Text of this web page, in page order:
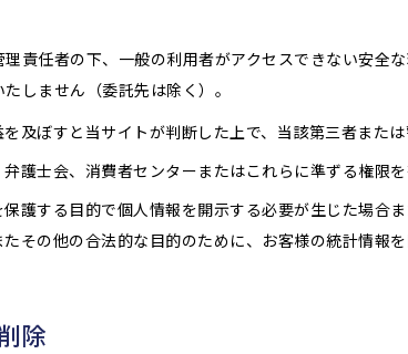
責任者の下、一般の利用者がアクセスできない安
しません（委託先は除く）。
及ぼすと当サイトが判断した上で、当該第三者また
護士会、消費者センターまたはこれらに準ずる権限
護する目的で個人情報を開示する必要が生じた場
その他の合法的な目的のために、お客様の統計情報
除